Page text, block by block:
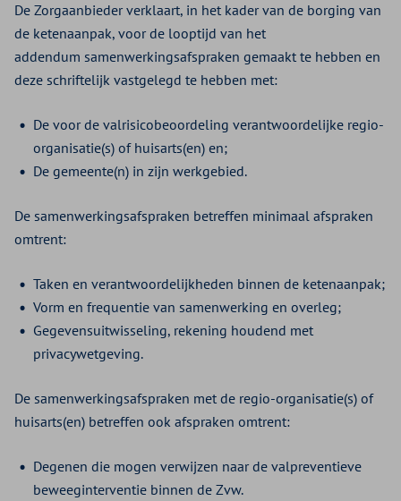
De Zorgaanbieder verklaart, in het kader van de borging van
de ketenaanpak, voor de looptijd van het
addendum samenwerkingsafspraken gemaakt te hebben en
deze schriftelijk vastgelegd te hebben met:
De voor de valrisicobeoordeling verantwoordelijke regio-
organisatie(s) of huisarts(en) en;
De gemeente(n) in zijn werkgebied.
De samenwerkingsafspraken betreffen minimaal afspraken
omtrent:
Taken en verantwoordelijkheden binnen de ketenaanpak;
Vorm en frequentie van samenwerking en overleg;
Gegevensuitwisseling, rekening houdend met
privacywetgeving.
De samenwerkingsafspraken met de regio-organisatie(s) of
huisarts(en) betreffen ook afspraken omtrent:
Degenen die mogen verwijzen naar de valpreventieve
beweeginterventie binnen de Zvw.